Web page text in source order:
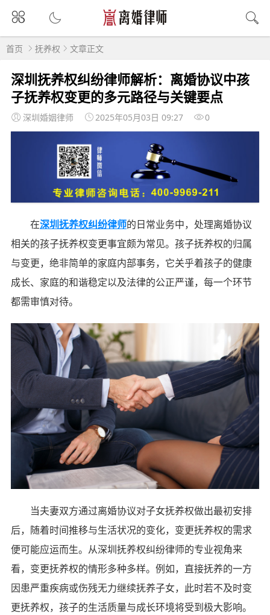
首页 抚养权 文章正文
深圳抚养权纠纷律师解析：离婚协议中孩
子抚养权变更的多元路径与关键要点
深圳婚姻律师 2025年05月03日 09:27 0
在深圳抚养权纠纷律师的日常业务中，处理离婚协议
相关的孩子抚养权变更事宜颇为常见。孩子抚养权的归属
与变更，绝非简单的家庭内部事务，它关乎着孩子的健康
成长、家庭的和谐稳定以及法律的公正严谨，每一个环节
都需审慎对待。
当夫妻双方通过离婚协议对子女抚养权做出最初安排
后，随着时间推移与生活状况的变化，变更抚养权的需求
便可能应运而生。从深圳抚养权纠纷律师的专业视角来
看，变更抚养权的情形多种多样。例如，直接抚养的一方
因患严重疾病或伤残无力继续抚养子女，此时若不及时变
更抚养权，孩子的生活质量与成长环境将受到极大影响。